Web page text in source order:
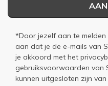
*Door jezelf aan te
aan dat je de e-mails van
je akkoord met het
gebruiksvoorwaarden van
kunnen uitgesloten zijn